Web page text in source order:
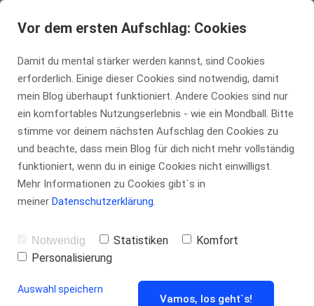
tennis-insider.de
Die Top 10 der
besten
Aufschläger im
Tennis [Update
Juli 2026]
Vor dem ersten Aufschlag: Cookies
Damit du mental stärker werden kannst, sind Cookies
erforderlich. Einige dieser Cookies sind notwendig, damit
mein Blog überhaupt funktioniert. Andere Cookies sind nur
ein komfortables Nutzungserlebnis - wie ein Mondball. Bitte
stimme vor deinem nächsten Aufschlag den Cookies zu
und beachte, dass mein Blog für dich nicht mehr vollständig
funktioniert, wenn du in einige Cookies nicht einwilligst.
Mehr Informationen zu Cookies gibt`s in
meiner Datenschutzerklärung.
Notwendig Statistiken
Komfort
Personalisierung
Auswahl speichern
Vamos, los geht`s!